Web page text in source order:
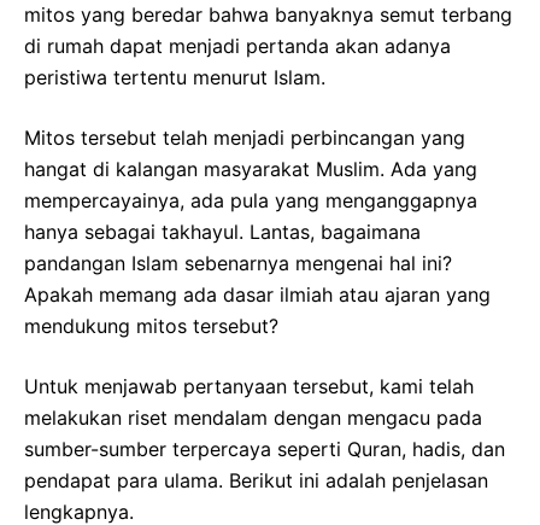
mitos yang beredar bahwa banyaknya semut terbang
di rumah dapat menjadi pertanda akan adanya
peristiwa tertentu menurut Islam.
Mitos tersebut telah menjadi perbincangan yang
hangat di kalangan masyarakat Muslim. Ada yang
mempercayainya, ada pula yang menganggapnya
hanya sebagai takhayul. Lantas, bagaimana
pandangan Islam sebenarnya mengenai hal ini?
Apakah memang ada dasar ilmiah atau ajaran yang
mendukung mitos tersebut?
Untuk menjawab pertanyaan tersebut, kami telah
melakukan riset mendalam dengan mengacu pada
sumber-sumber terpercaya seperti Quran, hadis, dan
pendapat para ulama. Berikut ini adalah penjelasan
lengkapnya.